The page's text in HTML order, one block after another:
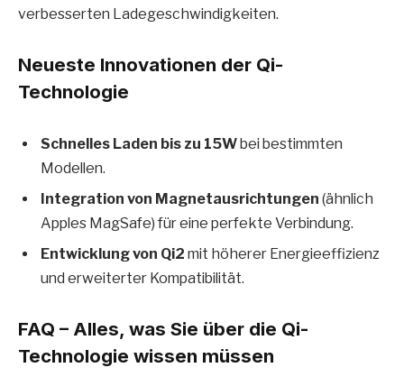
verbesserten Ladegeschwindigkeiten.
Neueste Innovationen der Qi-
Technologie
Schnelles Laden bis zu 15Wbei bestimmten
Modellen.
Integration von Magnetausrichtungen (ähnlich
Apples MagSafe) für eine perfekte Verbindung.
Entwicklung von Qi2 mit höherer Energieeffizienz
und erweiterter Kompatibilität.
FAQ – Alles, was Sie über die Qi-
Technologie wissen müssen